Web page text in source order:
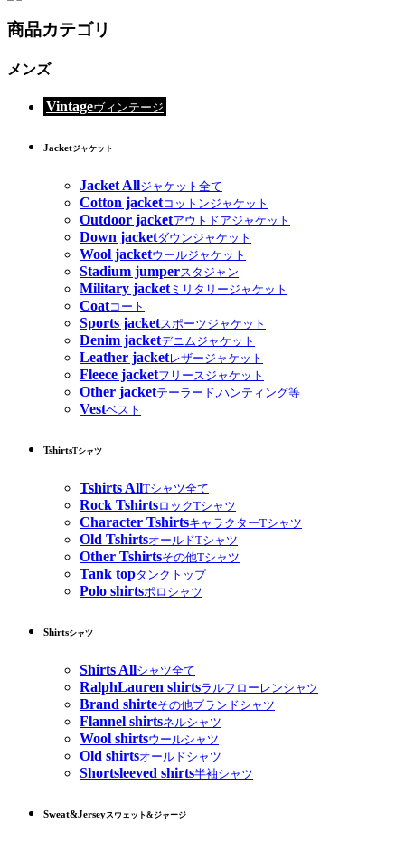
商品カテゴリ
メンズ
Vintageヴィンテージ
Jacketジャケット
Jacket Allジャケット全て
Cotton jacketコットンジャケット
Outdoor jacketアウトドアジャケット
Down jacketダウンジャケット
Wool jacketウールジャケット
Stadium jumperスタジャン
Military jacketミリタリージャケット
Coatコート
Sports jacketスポーツジャケット
Denim jacketデニムジャケット
Leather jacketレザージャケット
Fleece jacketフリースジャケット
Other jacketテーラード,ハンティング等
Vestベスト
TshirtsTシャツ
Tshirts AllTシャツ全て
Rock TshirtsロックTシャツ
Character TshirtsキャラクターTシャツ
Old TshirtsオールドTシャツ
Other Tshirtsその他Tシャツ
Tank topタンクトップ
Polo shirtsポロシャツ
Shirtsシャツ
Shirts Allシャツ全て
RalphLauren shirtsラルフローレンシャツ
Brand shirteその他ブランドシャツ
Flannel shirtsネルシャツ
Wool shirtsウールシャツ
Old shirtsオールドシャツ
Shortsleeved shirts半袖シャツ
Sweat&Jerseyスウェット&ジャージ